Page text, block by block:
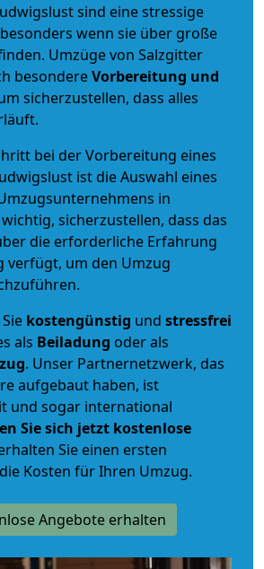
sind eine stressige
wenn sie über große
Umzüge von Salzgitter
besondereVorbereitung und
sicherzustellen, dass alles
bei der Vorbereitung eines
ist die Auswahl eines
in
sicherzustellen, dass das
die erforderliche Erfahrung
verfügt, um den Umzug
kostengünstig und stressfrei
als Beiladung oder als
. Unser Partnernetzwerk, das
aufgebaut haben, ist
und sogar international
Sie sich jetzt kostenlose
Sie einen ersten
Kosten für Ihren Umzug.
Angebote erhalten